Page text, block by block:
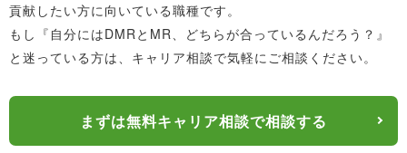
貢献したい方に向いている職種です。
もし『自分にはDMRとMR、どちらが合っているんだろう？』
と迷っている方は、キャリア相談で気軽にご相談ください。
まずは無料キャリア相談で相談する